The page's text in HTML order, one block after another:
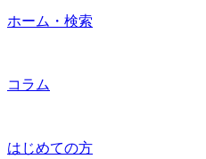
ホーム・検索
コラム
はじめての方